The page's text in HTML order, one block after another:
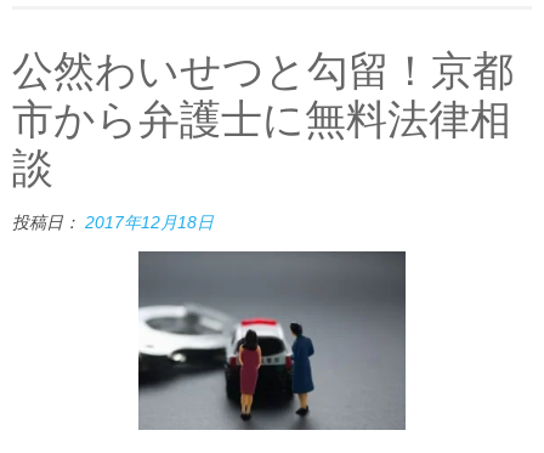
公然わいせつと勾留！京都
市から弁護士に無料法律相
談
投稿日： 2017年12月18日